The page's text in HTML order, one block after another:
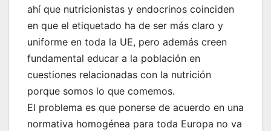
ahí que nutricionistas y endocrinos coinciden
en que el etiquetado ha de ser más claro y
uniforme en toda la UE, pero además creen
fundamental educar a la población en
cuestiones relacionadas con la nutrición
porque somos lo que comemos.
El problema es que ponerse de acuerdo en una
normativa homogénea para toda Europa no va